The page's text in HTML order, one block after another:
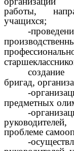
работы,
учащихся;
-
бригад,
-
предметных
-
проблеме
-